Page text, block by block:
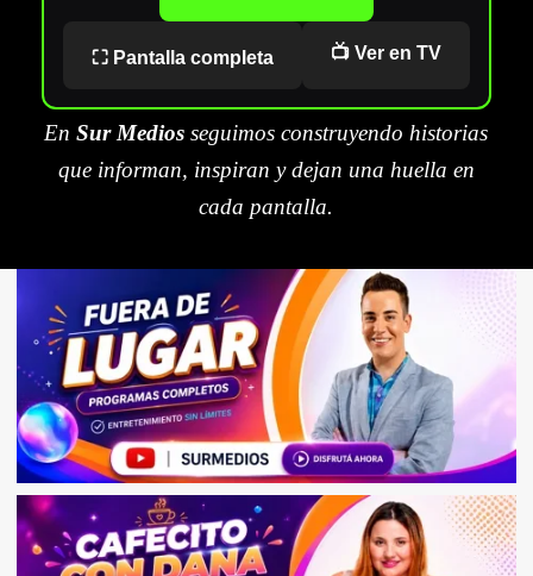
⛶ Pantalla completa 📺 Ver en TV
EnSur Medios seguimos construyendo historias
que informan, inspiran y dejan una huella en
cada pantalla.